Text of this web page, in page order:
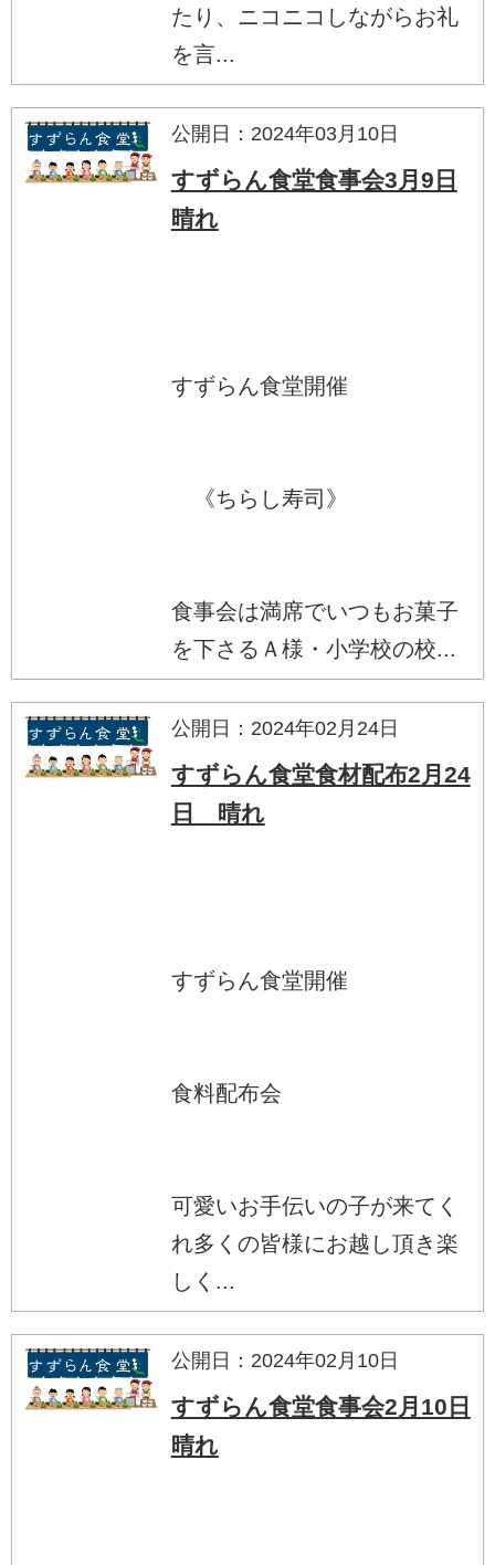
たり、ニコニコしながらお礼
を言...
公開日：2024年03月10日
すずらん食堂食事会3月9日
晴れ
すずらん食堂開催
《ちらし寿司》
食事会は満席でいつもお菓子
を下さるＡ様・小学校の校...
公開日：2024年02月24日
すずらん食堂食材配布2月24
日 晴れ
すずらん食堂開催
食料配布会
可愛いお手伝いの子が来てく
れ多くの皆様にお越し頂き楽
しく...
公開日：2024年02月10日
すずらん食堂食事会2月10日
晴れ